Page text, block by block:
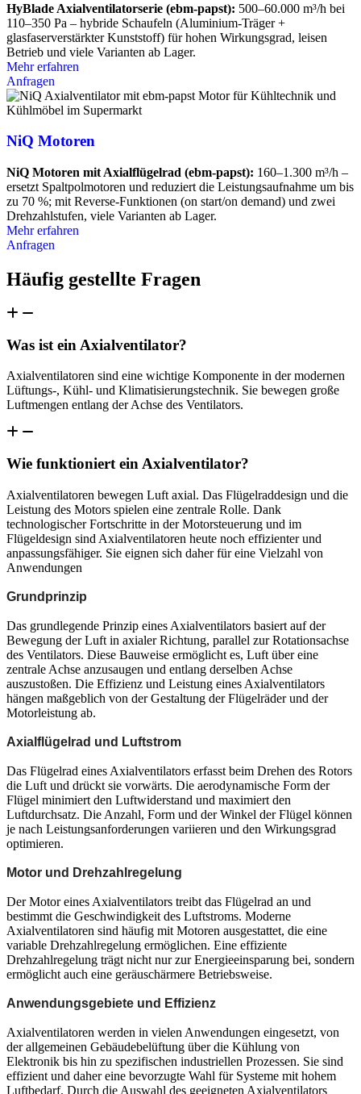
HyBlade Axialventilatorserie (ebm-papst): 500–60.000 m³/h bei
110–350 Pa – hybride Schaufeln (Aluminium-Träger +
glasfaserverstärkter Kunststoff) für hohen Wirkungsgrad, leisen
Betrieb und viele Varianten ab Lager.
Mehr erfahren
Anfragen
NiQ Motoren
NiQ Motoren mit Axialflügelrad (ebm-papst): 160–1.300 m³/h –
ersetzt Spaltpolmotoren und reduziert die Leistungsaufnahme um bis
zu 70 %; mit Reverse-Funktionen (on start/on demand) und zwei
Drehzahlstufen, viele Varianten ab Lager.
Mehr erfahren
Anfragen
Häufig gestellte Fragen
Was ist ein Axialventilator?
Axialventilatoren sind eine wichtige Komponente in der modernen
Lüftungs-, Kühl- und Klimatisierungstechnik. Sie bewegen große
Luftmengen entlang der Achse des Ventilators.
Wie funktioniert ein Axialventilator?
Axialventilatoren bewegen Luft axial. Das Flügelraddesign und die
Leistung des Motors spielen eine zentrale Rolle. Dank
technologischer Fortschritte in der Motorsteuerung und im
Flügeldesign sind Axialventilatoren heute noch effizienter und
anpassungsfähiger. Sie eignen sich daher für eine Vielzahl von
Anwendungen
Grundprinzip
Das grundlegende Prinzip eines Axialventilators basiert auf der
Bewegung der Luft in axialer Richtung, parallel zur Rotationsachse
des Ventilators. Diese Bauweise ermöglicht es, Luft über eine
zentrale Achse anzusaugen und entlang derselben Achse
auszustoßen. Die Effizienz und Leistung eines Axialventilators
hängen maßgeblich von der Gestaltung der Flügelräder und der
Motorleistung ab.
Axialflügelrad und Luftstrom
Das Flügelrad eines Axialventilators erfasst beim Drehen des Rotors
die Luft und drückt sie vorwärts. Die aerodynamische Form der
Flügel minimiert den Luftwiderstand und maximiert den
Luftdurchsatz. Die Anzahl, Form und der Winkel der Flügel können
je nach Leistungsanforderungen variieren und den Wirkungsgrad
optimieren.
Motor und Drehzahlregelung
Der Motor eines Axialventilators treibt das Flügelrad an und
bestimmt die Geschwindigkeit des Luftstroms. Moderne
Axialventilatoren sind häufig mit Motoren ausgestattet, die eine
variable Drehzahlregelung ermöglichen. Eine effiziente
Drehzahlregelung trägt nicht nur zur Energieeinsparung bei, sondern
ermöglicht auch eine geräuschärmere Betriebsweise.
Anwendungsgebiete und Effizienz
Axialventilatoren werden in vielen Anwendungen eingesetzt, von
der allgemeinen Gebäudebelüftung über die Kühlung von
Elektronik bis hin zu spezifischen industriellen Prozessen. Sie sind
effizient und daher eine bevorzugte Wahl für Systeme mit hohem
Luftbedarf. Durch die Auswahl des geeigneten Axialventilators